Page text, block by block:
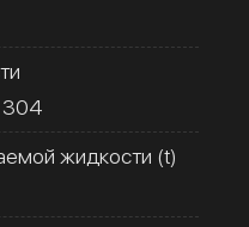
304
жидкости (t)